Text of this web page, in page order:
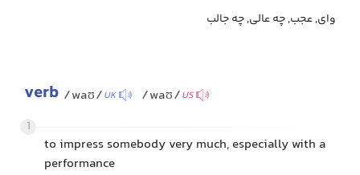
وای, عجب, چه عالی, چه جالب
verb /waʊ/UK /waʊ/US
1
to impress somebody very much, especially with a
performance